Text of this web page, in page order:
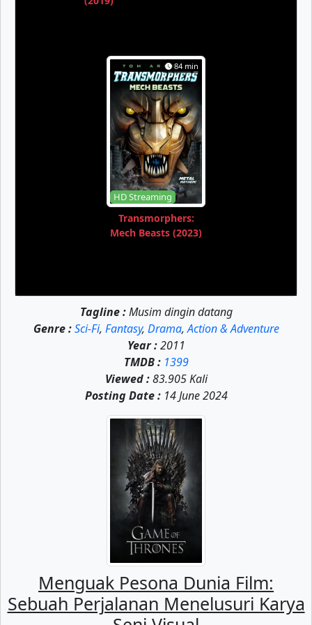
84 min
HD Streaming
Transmorphers:
Mech Beasts (2023)
Tagline :Musim dingin datang
Genre : Sci-Fi, Fantasy, Drama,Action & Adventure
Year :2011
TMDB : 1399
Viewed :83.905 Kali
Posting Date :14 June 2024
Menguak Pesona Dunia Film:
Sebuah Perjalanan Menelusuri Karya